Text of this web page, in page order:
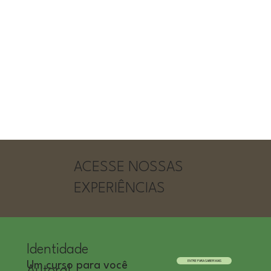
ACESSE NOSSAS
EXPERIÊNCIAS
Identidade
Um curso para você
ENTRE PARA SABER MAIS